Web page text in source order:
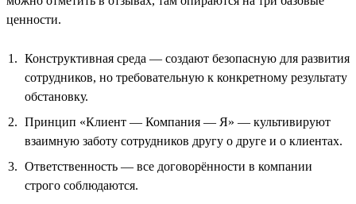
ценности.
Конструктивная среда — создают безопасную для развития
сотрудников, но требовательную к конкретному результату
обстановку.
Принцип «Клиент — Компания — Я» — культивируют
взаимную заботу сотрудников другу о друге и о клиентах.
Ответственность — все договорённости в компании
строго соблюдаются.